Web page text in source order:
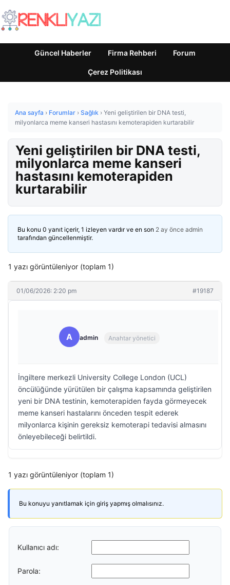
Güncel Haberler Firma Rehberi Forum
Çerez Politikası
Ana sayfa › Forumlar › Sağlık › Yeni geliştirilen bir DNA testi,
milyonlarca meme kanseri hastasını kemoterapiden kurtarabilir
Yeni geliştirilen bir DNA testi,
milyonlarca meme kanseri
hastasını kemoterapiden
kurtarabilir
Bu konu 0 yanıt içerir, 1 izleyen vardır ve en son 2 ay önce admin
tarafından güncellenmiştir.
1 yazı görüntüleniyor (toplam 1)
01/06/2026: 2:20 pm #19187
A admin Anahtar yönetici
İngiltere merkezli University College London (UCL)
öncülüğünde yürütülen bir çalışma kapsamında geliştirilen
yeni bir DNA testinin, kemoterapiden fayda görmeyecek
meme kanseri hastalarını önceden tespit ederek
milyonlarca kişinin gereksiz kemoterapi tedavisi almasını
önleyebileceği belirtildi.
1 yazı görüntüleniyor (toplam 1)
Bu konuyu yanıtlamak için giriş yapmış olmalısınız.
Kullanıcı adı:
Parola: